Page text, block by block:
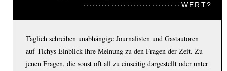
WERT?
Täglich schreiben unabhängige Journalisten und Gastautoren
auf Tichys Einblick ihre Meinung zu den Fragen der Zeit. Zu
jenen Fragen, die sonst oft all zu einseitig dargestellt oder unter